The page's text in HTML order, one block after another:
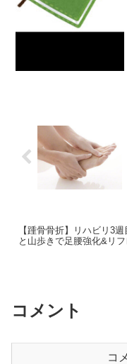
【踵骨骨折】リハビリ3
と山歩きで足腰強化&リフ
コメント
コ